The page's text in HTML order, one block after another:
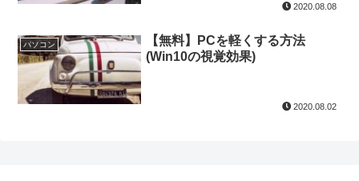
2020.08.08
パソコン
【無料】PCを軽くする方法
(Win10の視覚効果)
2020.08.02